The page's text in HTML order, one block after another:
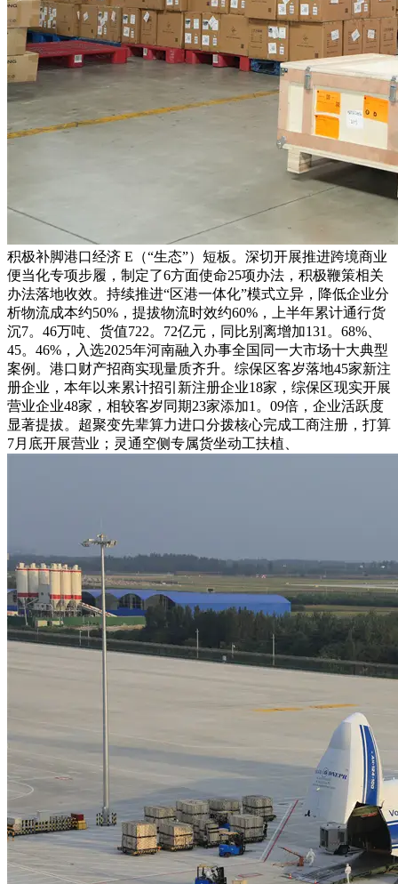
积极补脚港口经济 E（“生态”）短板。深切开展推进跨境商业
便当化专项步履，制定了6方面使命25项办法，积极鞭策相关
办法落地收效。持续推进“区港一体化”模式立异，降低企业分
析物流成本约50%，提拔物流时效约60%，上半年累计通行货
沉7。46万吨、货值722。72亿元，同比别离增加131。68%、
45。46%，入选2025年河南融入办事全国同一大市场十大典型
案例。港口财产招商实现量质齐升。综保区客岁落地45家新注
册企业，本年以来累计招引新注册企业18家，综保区现实开展
营业企业48家，相较客岁同期23家添加1。09倍，企业活跃度
显著提拔。超聚变先辈算力进口分拨核心完成工商注册，打算
7月底开展营业；灵通空侧专属货坐动工扶植、